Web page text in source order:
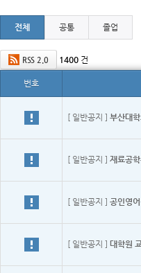
전체 공통 졸업
RSS 2.0 1400건
번호
[ 일반공지 ] 부산대학교
[ 일반공지 ] 재료공
[ 일반공지 ] 공인영
[ 일반공지 ] 대학원